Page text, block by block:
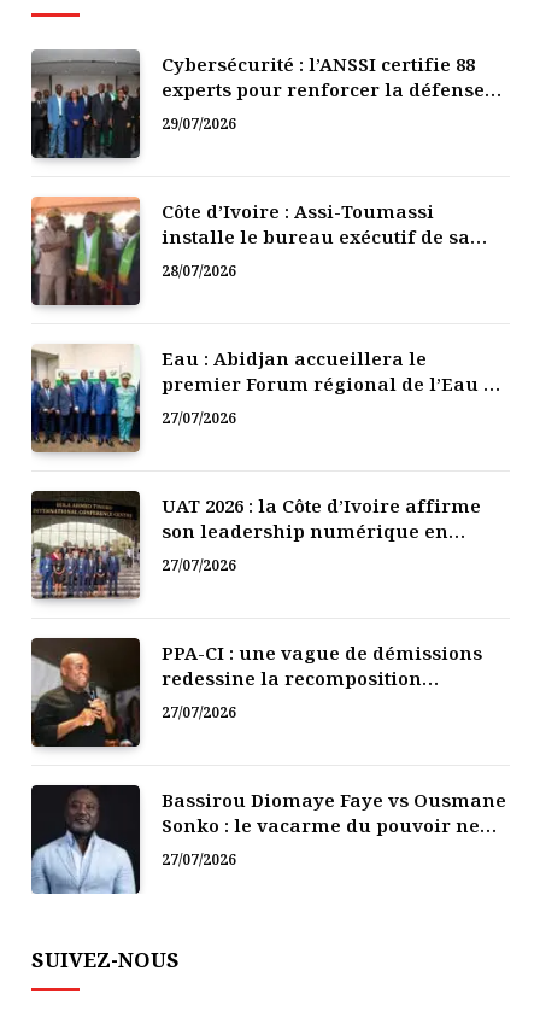
Cybersécurité : l’ANSSI certifie 88
experts pour renforcer la défense
numérique de la Côte d’Ivoire
29/07/2026
Côte d’Ivoire : Assi-Toumassi
installe le bureau exécutif de sa
mutuelle de développement
28/07/2026
Eau : Abidjan accueillera le
premier Forum régional de l’Eau de
l’Afrique de l’Ouest
27/07/2026
UAT 2026 : la Côte d’Ivoire affirme
son leadership numérique en
Afrique
27/07/2026
PPA-CI : une vague de démissions
redessine la recomposition
politique
27/07/2026
Bassirou Diomaye Faye vs Ousmane
Sonko : le vacarme du pouvoir ne
doit pas faire oublier les liens de la
Fraternité
27/07/2026
SUIVEZ-NOUS